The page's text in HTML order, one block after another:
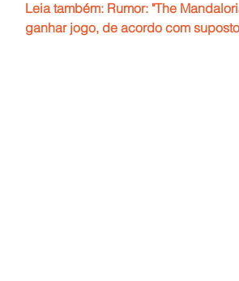
Leia também: Rumor: "The
ganhar jogo, de acordo com